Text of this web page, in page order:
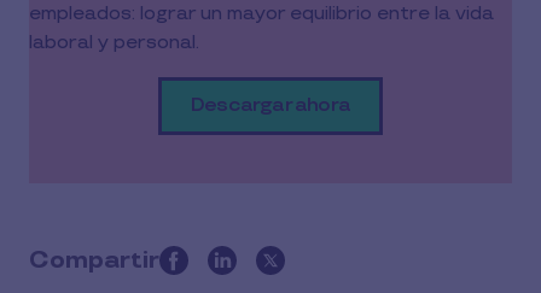
empleados: lograr un mayor equilibrio entre la vida
laboral y personal.
Descargar ahora
Compartir
this